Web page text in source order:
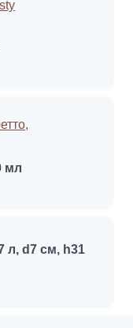
мл
л, d7 см, h31